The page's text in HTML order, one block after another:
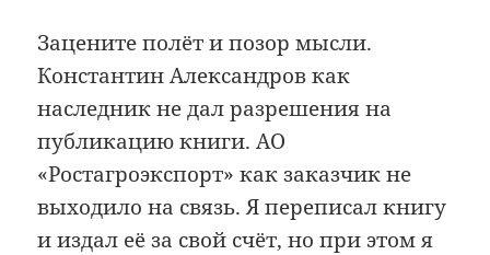
Зацените полёт и позор мысли.
Константин Александров как
наследник не дал разрешения на
публикацию книги. АО
«Ростагроэкспорт» как заказчик не
выходило на связь. Я переписал книгу
и издал её за свой счёт, но при этом я